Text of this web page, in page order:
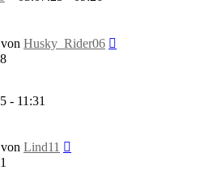
von Husky_Rider06
- 11:31
von Lind11